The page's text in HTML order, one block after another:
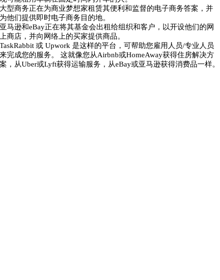
大型商务正在为商业梦想家租赁其便利和监督的电子商务答案，并
为他们提供即时电子商务目的地。
亚马逊和eBay正在将其基金会出租给组织和客户，以开设他们的网
上商店，并向网络上的买家提供商品。
TaskRabbit 或 Upwork 是这样的平台，可帮助您雇用人员/专业人员
来完成您的服务。 这就像您从Airbnb或HomeAway获得住房解决方
案，从Uber或Lyft获得运输服务，从eBay或亚马逊获得消费品一样。